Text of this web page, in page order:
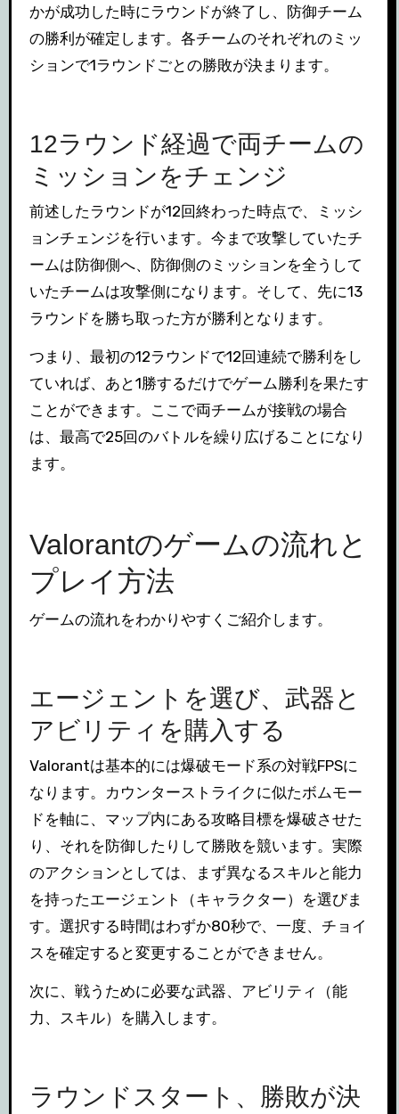
かが成功した時にラウンドが終了し、防御チーム
の勝利が確定します。各チームのそれぞれのミッ
ションで1ラウンドごとの勝敗が決まります。
12ラウンド経過で両チームの
ミッションをチェンジ
前述したラウンドが12回終わった時点で、ミッシ
ョンチェンジを行います。今まで攻撃していたチ
ームは防御側へ、防御側のミッションを全うして
いたチームは攻撃側になります。そして、先に13
ラウンドを勝ち取った方が勝利となります。
つまり、最初の12ラウンドで12回連続で勝利をし
ていれば、あと1勝するだけでゲーム勝利を果たす
ことができます。ここで両チームが接戦の場合
は、最高で25回のバトルを繰り広げることになり
ます。
Valorantのゲームの流れと
プレイ方法
ゲームの流れをわかりやすくご紹介します。
エージェントを選び、武器と
アビリティを購入する
Valorantは基本的には爆破モード系の対戦FPSに
なります。カウンターストライクに似たボムモー
ドを軸に、マップ内にある攻略目標を爆破させた
り、それを防御したりして勝敗を競います。実際
のアクションとしては、まず異なるスキルと能力
を持ったエージェント（キャラクター）を選びま
す。選択する時間はわずか80秒で、一度、チョイ
スを確定すると変更することができません。
次に、戦うために必要な武器、アビリティ（能
力、スキル）を購入します。
ラウンドスタート、勝敗が決